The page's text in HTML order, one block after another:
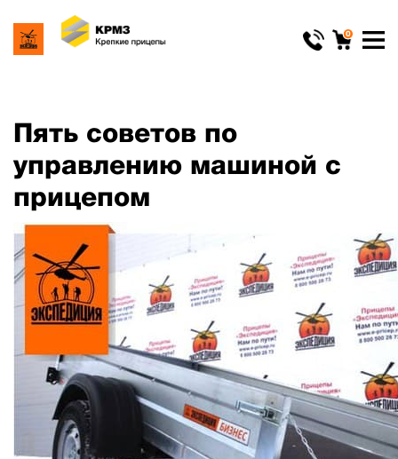
0
Пять советов по
управлению машиной с
прицепом